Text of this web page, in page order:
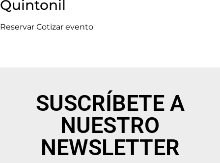
Quintonil
Reservar Cotizar evento
SUSCRÍBETE A
NUESTRO
NEWSLETTER